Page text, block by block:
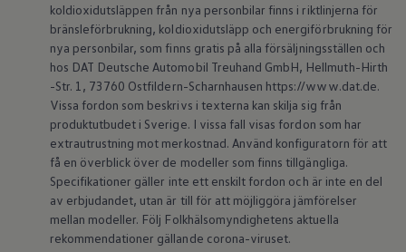
koldioxidutsläppen från nya personbilar finns i riktlinjerna för
bränsleförbrukning, koldioxidutsläpp och energiförbrukning för
nya personbilar, som finns gratis på alla försäljningsställen och
hos DAT Deutsche Automobil Treuhand GmbH, Hellmuth-Hirth
-Str. 1, 73760 Ostfildern-Scharnhausen https://www.dat.de.
Vissa fordon som beskrivs i texterna kan skilja sig från
produktutbudet i Sverige. I vissa fall visas fordon som har
extrautrustning mot merkostnad. Använd konfiguratorn för att
få en överblick över de modeller som finns tillgängliga.
Specifikationer gäller inte ett enskilt fordon och är inte en del
av erbjudandet, utan är till för att möjliggöra jämförelser
mellan modeller. Följ Folkhälsomyndighetens aktuella
rekommendationer gällande corona-viruset.